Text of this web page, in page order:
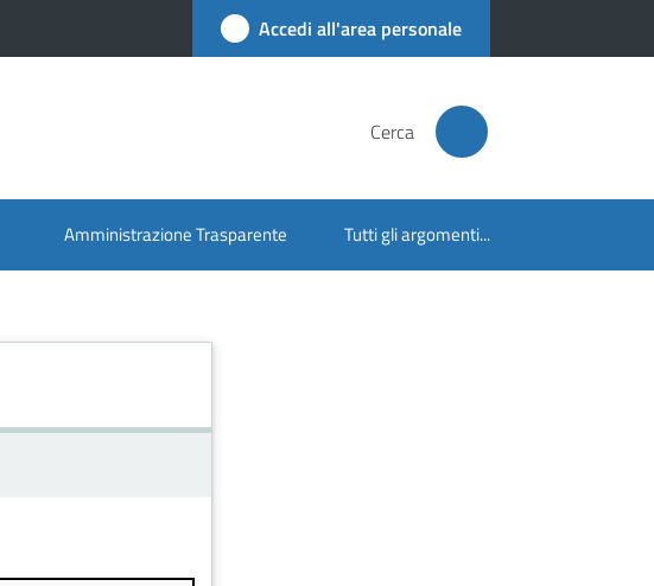
Accedi all'area personale
Cerca
Amministrazione Trasparente Tutti gli argomenti...